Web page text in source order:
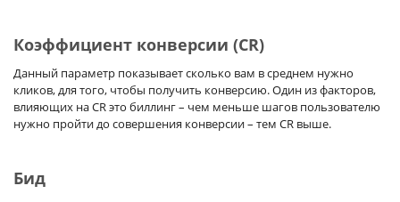
Коэффициент конверсии (CR)
Данный параметр показывает сколько вам в среднем нужно
кликов, для того, чтобы получить конверсию. Один из факторов,
влияющих на CR это биллинг – чем меньше шагов пользователю
нужно пройти до совершения конверсии – тем CR выше.
Бид